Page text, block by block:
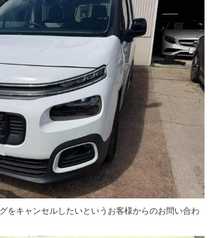
をキャンセルしたいというお客様からのお問い合わ